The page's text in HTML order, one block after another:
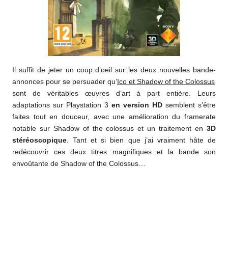
Il suffit de jeter un coup d’oeil sur les deux nouvelles bande-
annonces pour se persuader qu’ Ico et Shadow of the Colossus
sont de véritables œuvres d’art à part entière. Leurs
adaptations sur Playstation 3 en version HD semblent s’être
faites tout en douceur, avec une amélioration du framerate
notable sur Shadow of the colossus et un traitement en 3D
stéréoscopique. Tant et si bien que j’ai vraiment hâte de
redécouvrir ces deux titres magnifiques et la bande son
envoûtante de Shadow of the Colossus…